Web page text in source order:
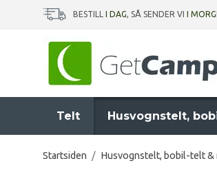
BESTILL I DAG, SÅ SENDER VI I
Telt Husvognstelt,
Startsiden / Husvognstelt, bobil-telt &